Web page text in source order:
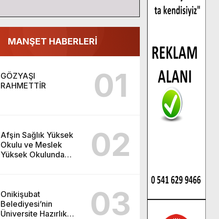
MANŞET HABERLERİ
GÖZYAŞI
RAHMETTİR
01
Afşin Sağlık Yüksek
Okulu ve Meslek
Yüksek Okulunda
02
Onikişubat
Belediyesi’nin
Üniversite Hazırlık
03